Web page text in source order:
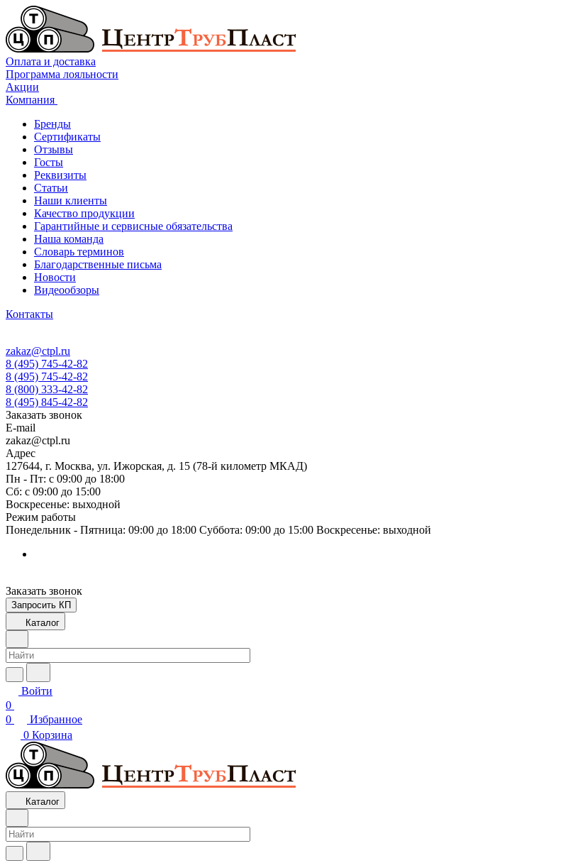
Оплата и доставка
Программа лояльности
Акции
Компания
Бренды
Сертификаты
Отзывы
Госты
Реквизиты
Статьи
Наши клиенты
Качество продукции
Гарантийные и сервисные обязательства
Наша команда
Словарь терминов
Благодарственные письма
Новости
Видеообзоры
Контакты
zakaz@ctpl.ru
8 (495) 745-42-82
8 (495) 745-42-82
8 (800) 333-42-82
8 (495) 845-42-82
Заказать звонок
E-mail
zakaz@ctpl.ru
Адрес
127644, г. Москва, ул. Ижорская, д. 15 (78-й километр МКАД)
Пн - Пт: с 09:00 до 18:00
Сб: с 09:00 до 15:00
Воскресенье: выходной
Режим работы
Понедельник - Пятница: 09:00 до 18:00 Суббота: 09:00 до 15:00 Воскресенье: выходной
Заказать звонок
Запросить КП
Каталог
Войти
0
0
Избранное
0 Корзина
Каталог